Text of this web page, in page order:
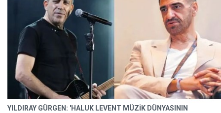
YILDIRAY GÜRGEN: 'HALUK LEVENT MÜZİK DÜNYASININ